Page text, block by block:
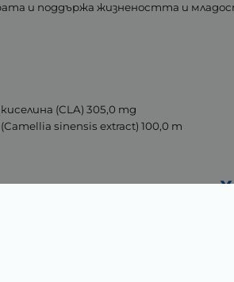
и поддържа жизнеността и
(CLA) 305,0 mg
sinensis extract) 100,0 m